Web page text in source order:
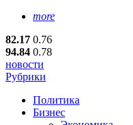
more
82.17 0.76
94.84 0.78
новости
Рубрики
Политика
Бизнес